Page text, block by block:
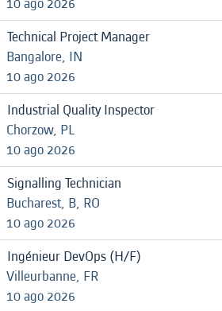
Technical Project Manager
Bangalore, IN
10 ago 2026
Industrial Quality Inspector
Chorzow, PL
10 ago 2026
Signalling Technician
Bucharest, B, RO
10 ago 2026
Ingénieur DevOps (H/F)
Villeurbanne, FR
10 ago 2026